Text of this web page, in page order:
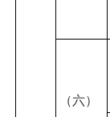
（六）